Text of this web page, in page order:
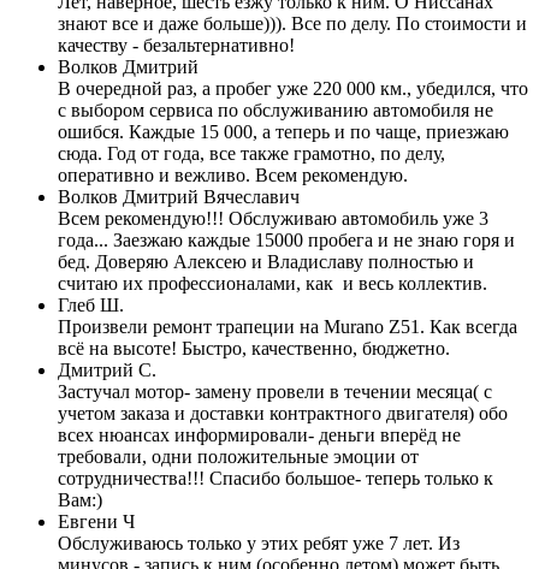
знают все и даже больше))). Все по делу. По стоимости и
качеству - безальтернативно!
Волков Дмитрий
В очередной раз, а пробег уже 220 000 км., убедился, что
с выбором сервиса по обслуживанию автомобиля не
ошибся. Каждые 15 000, а теперь и по чаще, приезжаю
сюда. Год от года, все также грамотно, по делу,
оперативно и вежливо. Всем рекомендую.
Волков Дмитрий Вячеславич
Всем рекомендую!!! Обслуживаю автомобиль уже 3
года... Заезжаю каждые 15000 пробега и не знаю горя и
бед. Доверяю Алексею и Владиславу полностью и
считаю их профессионалами, как и весь коллектив.
Глеб Ш.
Произвели ремонт трапеции на Murano Z51. Как всегда
всё на высоте! Быстро, качественно, бюджетно.
Дмитрий С.
Застучал мотор- замену провели в течении месяца( с
учетом заказа и доставки контрактного двигателя) обо
всех нюансах информировали- деньги вперёд не
требовали, одни положительные эмоции от
сотрудничества!!! Спасибо большое- теперь только к
Вам:)
Евгени Ч
Обслуживаюсь только у этих ребят уже 7 лет. Из